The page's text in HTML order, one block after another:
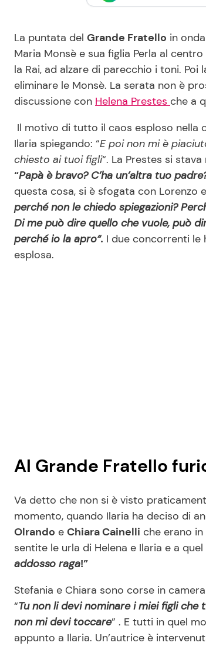
La puntata del Grande Fratello in
Maria Monsè e sua figlia Perla al
la Rai, ad alzare di parecchio i toni.
eliminare le Monsè. La serata non è
discussione con Helena Prestes che a
Il motivo di tutto il caos esploso nella
Ilaria spiegando: “E poi non mi è
chiesto ai tuoi figli“. La Prestes si
“Papà è bravo? C’ha un’altra tuo
questa cosa, si è sfogata con Lorenzo
perché non le chiedo spiegazioni?
Di me può dire quello che vuole, può
perché io la apro“. I due concorrenti le
esplosa.
Al Grande Fratello
Va detto che non si è visto
momento, quando Ilaria ha deciso di
Olrando e Chiara Cainelli che erano
sentite le urla di Helena e Ilaria e a
addosso raga!”
Stefania e Chiara sono corse in
“Tu non li devi nominare i miei figli
non mi devi toccare” . E tutti in quel
appunto a Ilaria. Un’autrice è